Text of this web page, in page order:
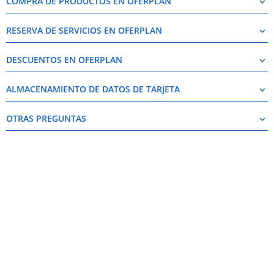
RESERVA DE SERVICIOS EN OFERPLAN keyboard_arrow_up
DESCUENTOS EN OFERPLAN keyboard_arrow_up
ALMACENAMIENTO DE DATOS DE TARJETA keyboard_arrow_up
OTRAS PREGUNTAS keyboard_arrow_up